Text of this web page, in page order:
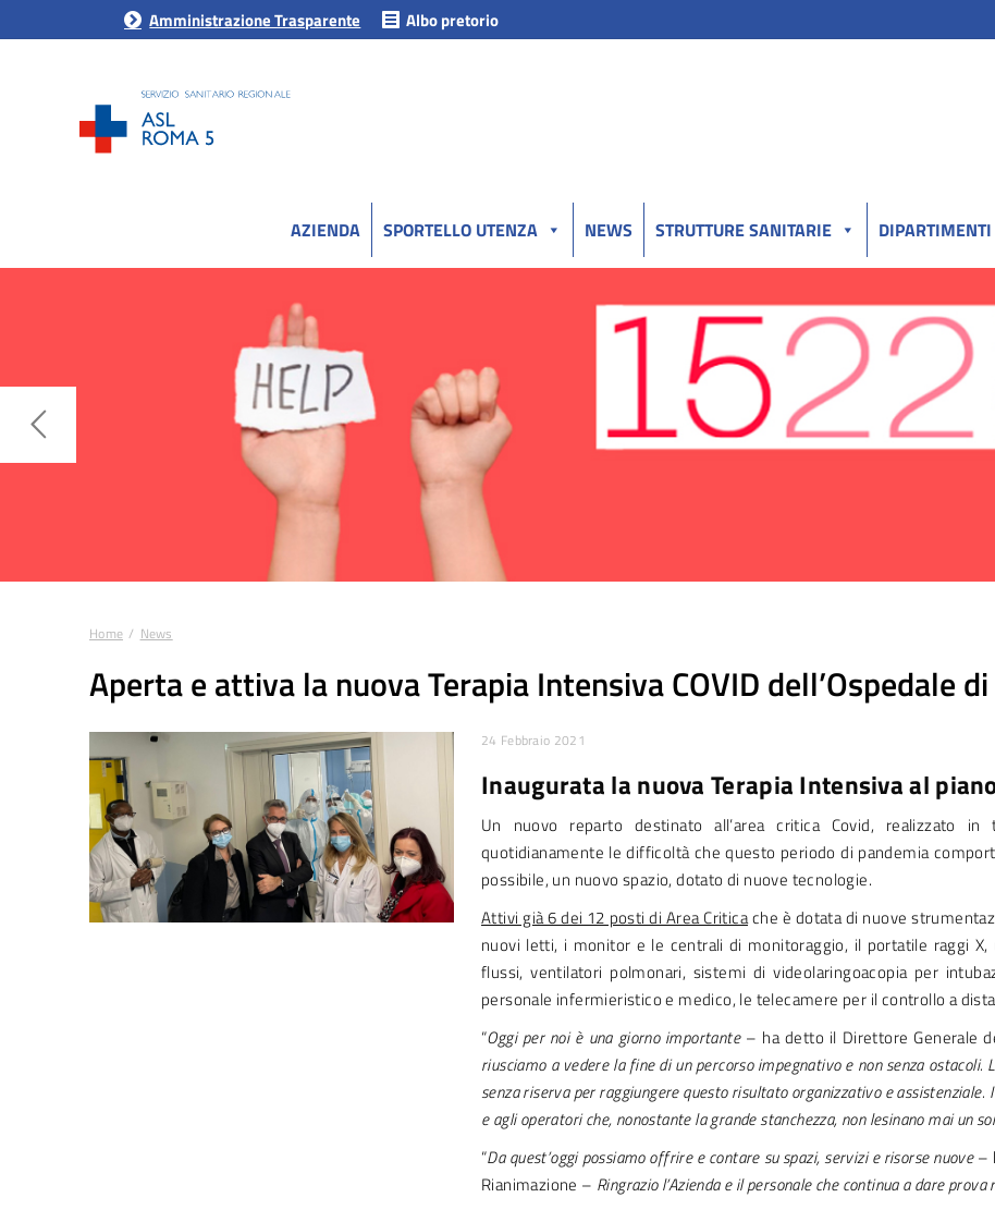
Amministrazione Trasparente Albo pretorio
AZIENDA SPORTELLO UTENZA NEWS STRUTTURE SANITARIE DIPARTIMENTI
Tu sei qui:
Home News
Aperta e attiva la nuova Terapia Intensiva COVID dell’Ospedale
24 Febbraio 2021
Inaugurata la nuova Terapia Intensiva al
Un nuovo reparto destinato all’area critica Covid, realizzato
quotidianamente le difficoltà che questo periodo di pandemia
possibile, un nuovo spazio, dotato di nuove tecnologie.
Attivi già 6 dei 12 posti di Area Criticache è dotata di nuove
nuovi letti, i monitor e le centrali di monitoraggio, il portatile raggi
flussi, ventilatori polmonari, sistemi di videolaringoacopia per
personale infermieristico e medico, le telecamere per il controllo a
“Oggi per noi è una giorno importante– ha detto il Direttore Generale
riusciamo a vedere la fine di un percorso impegnativo e non senza
senza riserva per raggiungere questo risultato organizzativo e
e agli operatori che, nonostante la grande stanchezza, non lesinano mai un
“Da quest’oggi possiamo offrire e contare su spazi, servizi e risorse nuove–
Rianimazione – Ringrazio l’Azienda e il personale che continua a dare